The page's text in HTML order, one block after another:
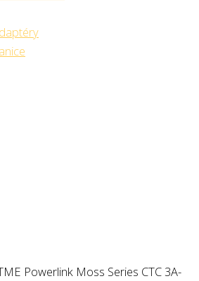
Powerlink Moss Series CTC 3A-